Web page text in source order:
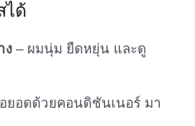
ได้
ง – ผมนุ่ม ยืดหยุ่น และดู
ยอดด้วยคอนดิชันเนอร์ มา